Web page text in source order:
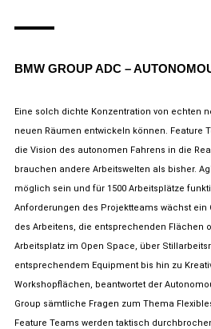
BMW GROUP ADC –
Eine solch dichte Konzentration von echten
neuen Räumen entwickeln können. Feature
die Vision des autonomen Fahrens in die
brauchen andere Arbeitswelten als bisher.
möglich sein und für 1500 Arbeitsplätze
Anforderungen des Projektteams wächst ein
des Arbeitens, die entsprechenden Flächen
Arbeitsplatz im Open Space, über
entsprechendem Equipment bis hin zu
Workshopflächen, beantwortet der
Group sämtliche Fragen zum Thema
Feature Teams werden taktisch